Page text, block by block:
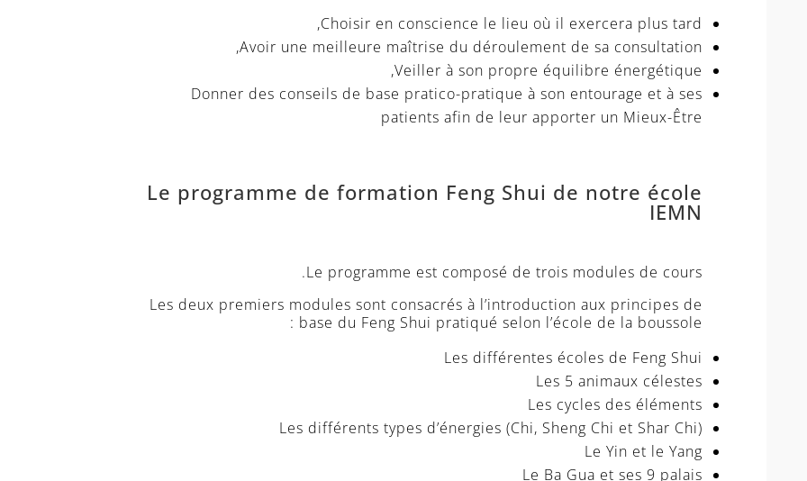
Choisir en conscience le lieu où il exercera plus tard,
Avoir une meilleure maîtrise du déroulement de sa consultation,
Veiller à son propre équilibre énergétique,
Donner des conseils de base pratico-pratique à son entourage et à ses
patients afin de leur apporter un Mieux-Être
Le programme de formation Feng Shui de notre école
IEMN
Le programme est composé de trois modules de cours.
Les deux premiers modules sont consacrés à l’introduction aux principes de
base du Feng Shui pratiqué selon l’école de la boussole :
Les différentes écoles de Feng Shui
Les 5 animaux célestes
Les cycles des éléments
Les différents types d’énergies (Chi, Sheng Chi et Shar Chi)
Le Yin et le Yang
Le Ba Gua et ses 9 palais